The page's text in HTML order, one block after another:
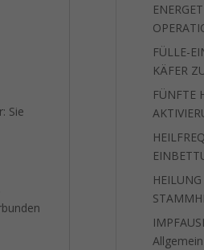
Sie
FÜLLE-
KÄFER
FÜNFTE